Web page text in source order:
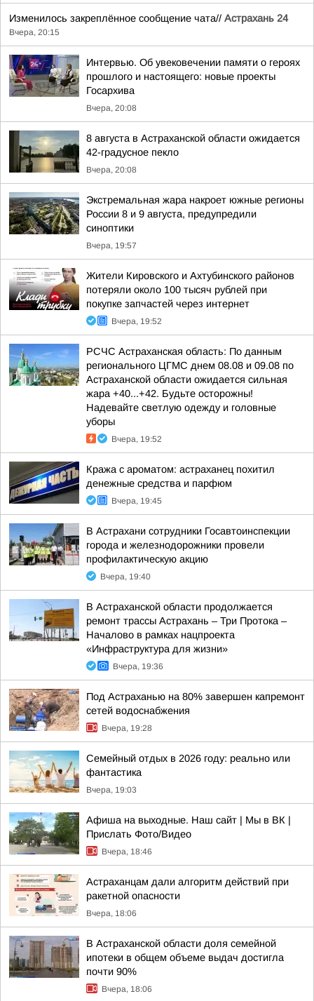
Изменилось закреплённое сообщение чата// Астрахань 24
Вчера, 20:15
Интервью. Об увековечении памяти о героях
прошлого и настоящего: новые проекты
Госархива
Вчера, 20:08
8 августа в Астраханской области ожидается
42-градусное пекло
Вчера, 20:08
Экстремальная жара накроет южные регионы
России 8 и 9 августа, предупредили
синоптики
Вчера, 19:57
Жители Кировского и Ахтубинского районов
потеряли около 100 тысяч рублей при
покупке запчастей через интернет
Вчера, 19:52
РСЧС Астраханская область: По данным
регионального ЦГМС днем 08.08 и 09.08 по
Астраханской области ожидается сильная
жара +40...+42. Будьте осторожны!
Надевайте светлую одежду и головные
уборы
Вчера, 19:52
Кража с ароматом: астраханец похитил
денежные средства и парфюм
Вчера, 19:45
В Астрахани сотрудники Госавтоинспекции
города и железнодорожники провели
профилактическую акцию
Вчера, 19:40
В Астраханской области продолжается
ремонт трассы Астрахань – Три Протока –
Началово в рамках нацпроекта
«Инфраструктура для жизни»
Вчера, 19:36
Под Астраханью на 80% завершен капремонт
сетей водоснабжения
Вчера, 19:28
Семейный отдых в 2026 году: реально или
фантастика
Вчера, 19:03
Афиша на выходные. Наш сайт | Мы в ВК |
Прислать Фото/Видео
Вчера, 18:46
Астраханцам дали алгоритм действий при
ракетной опасности
Вчера, 18:06
В Астраханской области доля семейной
ипотеки в общем объеме выдач достигла
почти 90%
Вчера, 18:06